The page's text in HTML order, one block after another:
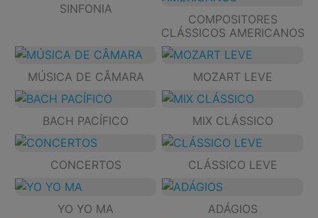
SINFONIA
COMPOSITORES
CLÁSSICOS AMERICANOS
MÚSICA DE CÂMARA MOZART LEVE
BACH PACÍFICO MIX CLÁSSICO
CONCERTOS CLÁSSICO LEVE
YO YO MA ADÁGIOS